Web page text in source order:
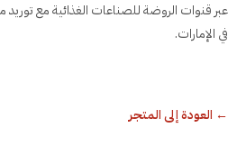
عبر قنوات الروضة للصناعات الغذائية مع توريد
في الإمارات.
← العودة إلى المتجر